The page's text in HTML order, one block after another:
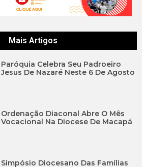
Mais Artigos
Paróquia Celebra Seu Padroeiro
Jesus De Nazaré Neste 6 De Agosto
Ordenação Diaconal Abre O Mês
Vocacional Na Diocese De Macapá
Simpósio Diocesano Das Famílias